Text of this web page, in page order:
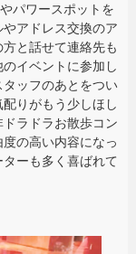
パワースポットを
アドレス交換のア
と話せて連絡先も
イベントに参加し
ッフのあとをつい
りがもう少しほし
ラドラお散歩コン
の高い内容になっ
ーも多く喜ばれて